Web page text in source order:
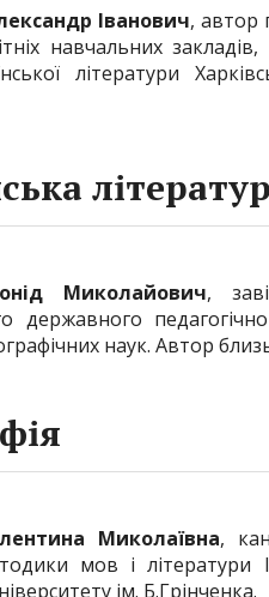
Іванович, автор
навчальних
літератури
Миколайович,
державного
наук. Автор
Миколаївна,
мов і літератури
ім. Б.Грінченка.